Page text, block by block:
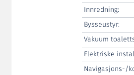
Innredning:
Bysseustyr:
Vakuum
Elektriske
Navigasjons-/